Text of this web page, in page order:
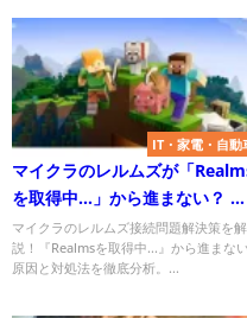
IT・家電・自動
マイクラのレルムズが「
を取得中…」から進まない？ 原
因と対処法を徹底解説！
マイクラのレルムズ接続問題解決策を解
説！『Realmsを取得中...』から進まない
原因と対処法を徹底分析。...